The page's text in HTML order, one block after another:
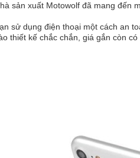
sản xuất Motowolf đã mang đến
sử dụng điện thoại một cách an
thiết kế chắc chắn, giá gắn còn